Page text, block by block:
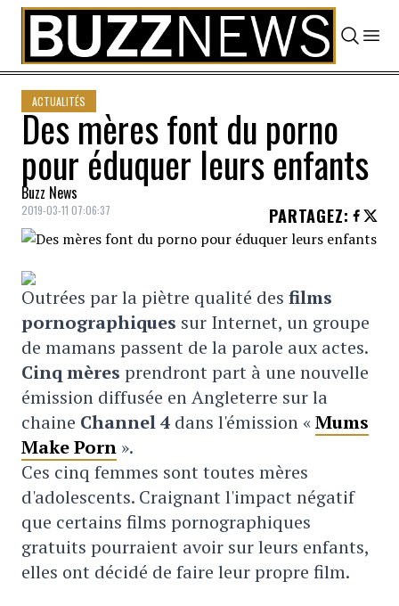
Skip to content
ACTUALITÉS
Des mères font du porno
pour éduquer leurs enfants
Buzz News
2019-03-11 07:06:37 PARTAGEZ:
Outrées par la piètre qualité des films
pornographiques sur Internet, un groupe
de mamans passent de la parole aux actes.
Cinq mères prendront part à une nouvelle
émission diffusée en Angleterre sur la
chaine Channel 4 dans l'émission «Mums
Make Porn ».
Ces cinq femmes sont toutes mères
d'adolescents. Craignant l'impact négatif
que certains films pornographiques
gratuits pourraient avoir sur leurs enfants,
elles ont décidé de faire leur propre film.